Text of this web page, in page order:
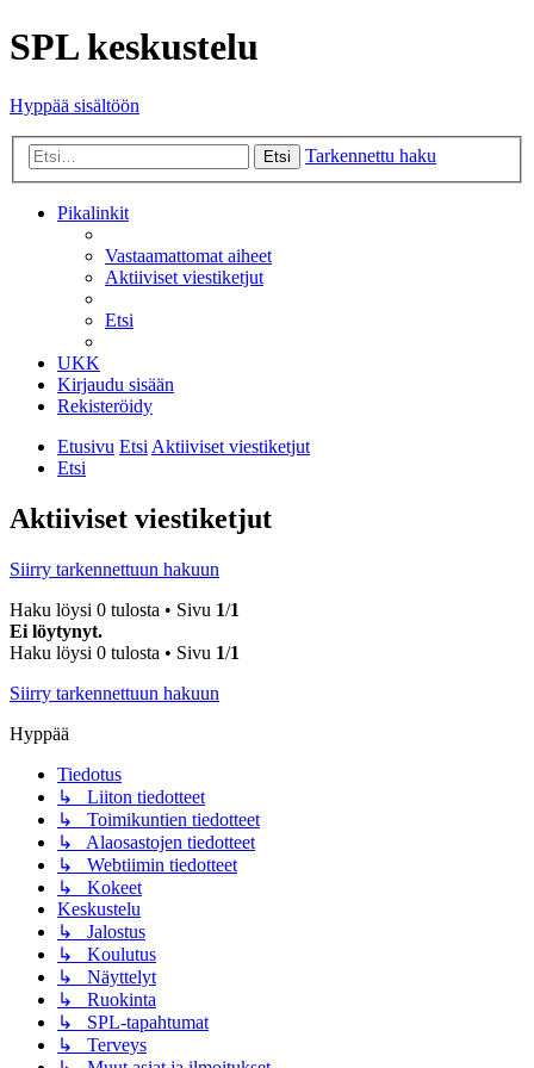
SPL keskustelu
Hyppää sisältöön
Etsi Tarkennettu haku
Pikalinkit
Vastaamattomat aiheet
Aktiiviset viestiketjut
Etsi
UKK
Kirjaudu sisään
Rekisteröidy
Etusivu EtsiAktiiviset viestiketjut
Etsi
Aktiiviset viestiketjut
Siirry tarkennettuun hakuun
Haku löysi 0 tulosta • Sivu 1/1
Ei löytynyt.
Haku löysi 0 tulosta • Sivu 1/1
Siirry tarkennettuun hakuun
Hyppää
Tiedotus
↳ Liiton tiedotteet
↳ Toimikuntien tiedotteet
↳ Alaosastojen tiedotteet
↳ Webtiimin tiedotteet
↳ Kokeet
Keskustelu
↳ Jalostus
↳ Koulutus
↳ Näyttelyt
↳ Ruokinta
↳ SPL-tapahtumat
↳ Terveys